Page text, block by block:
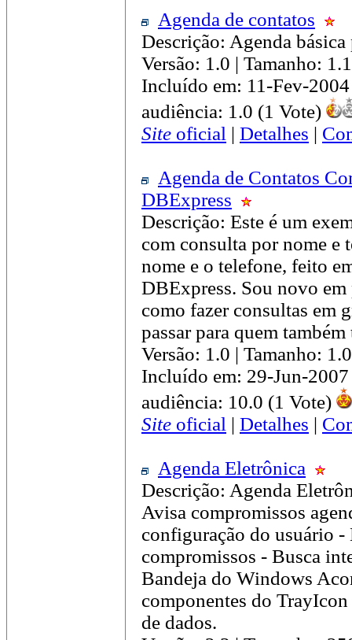
Agenda de contatos
Descrição: Agenda básica
Versão: 1.0 | Tamanho:
Incluído em: 11-Fev-
audiência: 1.0 (1 Vote)
Site oficial | Detalhes |
Agenda de Contatos
DBExpress
Descrição: Este é um
com consulta por nome e
nome e o telefone, feito
DBExpress. Sou novo em
como fazer consultas em
passar para quem
Versão: 1.0 | Tamanho:
Incluído em: 29-Jun-
audiência: 10.0 (1 Vote)
Site oficial | Detalhes |
Agenda Eletrônica
Descrição: Agenda
Avisa compromissos
configuração do usuário -
compromissos - Busca
Bandeja do Windows
componentes do
de dados.